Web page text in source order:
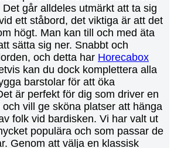
går alldeles utmärkt att ta sig
ett ståbord, det viktiga är att det
högt. Man kan till och med äta
sätta sig ner. Snabbt och
och detta har Horecabox
kan du dock komplettera alla
barstolar för att öka
är perfekt för dig som driver en
vill ge sköna platser att hänga
folk vid bardisken. Vi har valt ut
populära och som passar de
Genom att välja en klassisk